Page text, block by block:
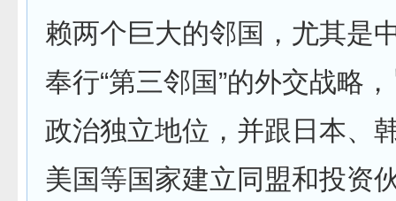
赖两个巨大的邻国，尤其是
奉行“第三邻国”的外交战略
政治独立地位，并跟日本、
美国等国家建立同盟和投资